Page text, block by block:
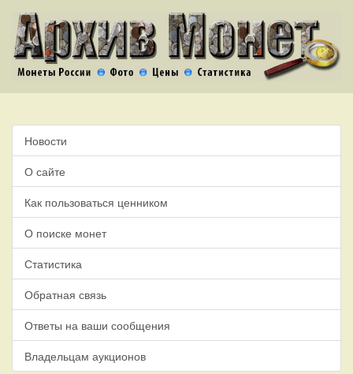
Новости
О сайте
Как пользоваться ценником
О поиске монет
Статистика
Обратная связь
Ответы на ваши сообщения
Владельцам аукционов